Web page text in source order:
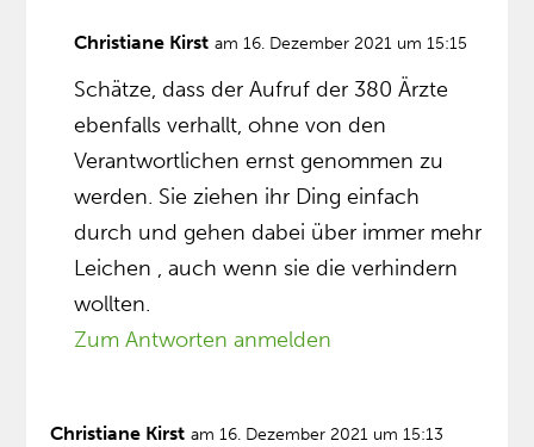
Christiane Kirst am 16. Dezember 2021 um 15:15
Schätze, dass der Aufruf der 380 Ärzte
ebenfalls verhallt, ohne von den
Verantwortlichen ernst genommen zu
werden. Sie ziehen ihr Ding einfach
durch und gehen dabei über immer mehr
Leichen , auch wenn sie die verhindern
wollten.
Zum Antworten anmelden
Christiane Kirst am 16. Dezember 2021 um 15:13